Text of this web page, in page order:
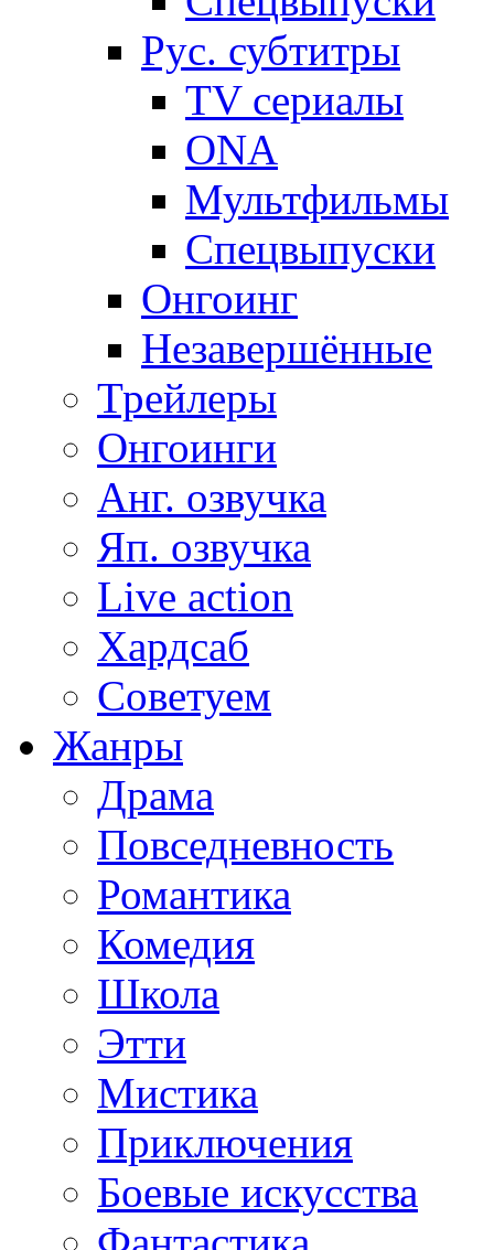
Рус. субтитры
TV сериалы
ONA
Мультфильмы
Спецвыпуски
Онгоинг
Незавершённые
Трейлеры
Онгоинги
Анг. озвучка
Яп. озвучка
Live action
Хардсаб
Советуем
Жанры
Драма
Повседневность
Романтика
Комедия
Школа
Этти
Мистика
Приключения
Боевые искусства